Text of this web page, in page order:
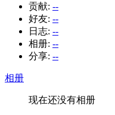
贡献: --
好友: --
日志: --
相册: --
分享: --
相册
现在还没有相册